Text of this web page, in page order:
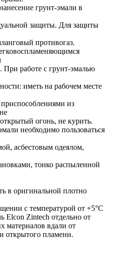
грунт-эмали в
защиты. Для защиты
противогаз.
При работе с грунт-эмалью
иметь на рабочем месте
из
огонь, не курить.
необходимо пользоваться
асбестовым одеялом,
тонко распыленной
в оригинальной плотно
с температурой от +5°С
Elcon Zintech отдельно от
материалов вдали от
открытого пламени.